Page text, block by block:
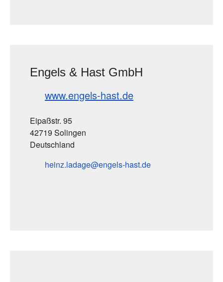
Engels & Hast GmbH
www.engels-hast.de
Eipaßstr. 95
42719 Solingen
Deutschland
heinz.ladage
engels-hastde